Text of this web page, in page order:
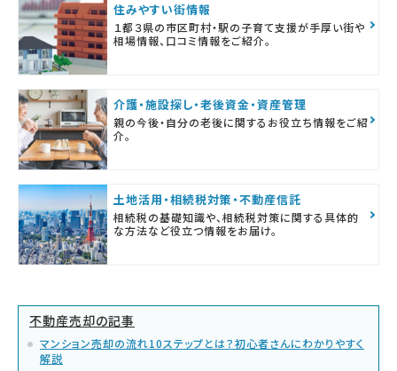
住みやすい街情報
１都３県の市区町村・駅の子育て支援が手厚い街や
相場情報、口コミ情報をご紹介。
介護・施設探し・老後資金・資産管理
親の今後・自分の老後に関するお役立ち情報をご紹
介。
土地活用・相続税対策・不動産信託
相続税の基礎知識や、相続税対策に関する具体的
な方法など役立つ情報をお届け。
不動産売却の記事
マンション売却の流れ10ステップとは？初心者さんにわかりやすく
解説